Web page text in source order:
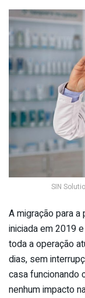
SIN
A migração para
iniciada em 2019
toda a operação
dias, sem
casa funcionando
nenhum impacto